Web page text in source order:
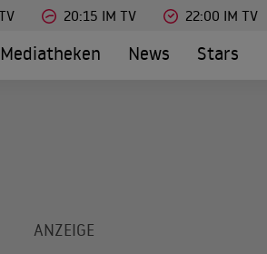
20:15 IM TV 22:00 IM TV
Mediatheken News Stars